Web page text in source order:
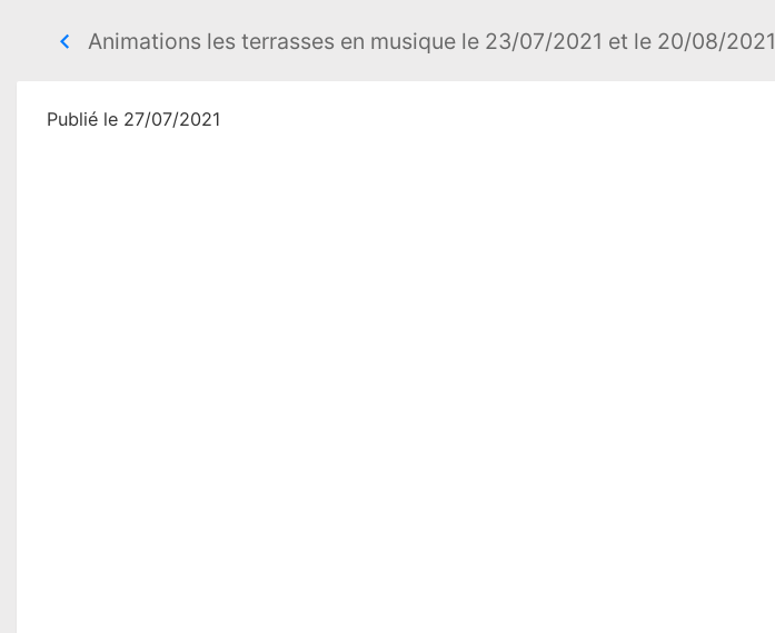
Animations les terrasses en musique le 23/07/2021 et le 20/08/2021
Publié le 27/07/2021